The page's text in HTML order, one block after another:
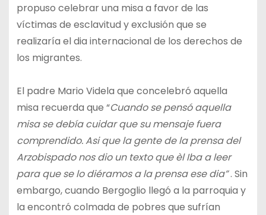
propuso celebrar una misa a favor de las
víctimas de esclavitud y exclusión que se
realizaría el dia internacional de los derechos de
los migrantes.
El padre Mario Videla que concelebró aquella
misa recuerda que “Cuando se pensó aquella
misa se debía cuidar que su mensaje fuera
comprendido. Asi que la gente de la prensa del
Arzobispado nos dio un texto que èl Iba a leer
para que se lo diéramos a la prensa ese dia”. Sin
embargo, cuando Bergoglio llegó a la parroquia y
la encontró colmada de pobres que sufrían